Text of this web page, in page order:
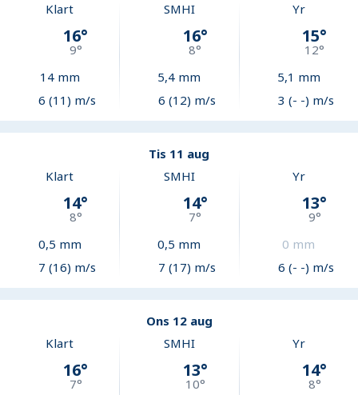
Klart
16°
9°
14mm
6 (11) m/s
SMHI
16°
8°
5,4 mm
6 (12) m/s
Yr
15°
12°
5,1 mm
3 (- -) m/s
Tis 11 aug
Klart
14°
8°
0,5 mm
7 (16) m/s
SMHI
14°
7°
0,5 mm
7 (17) m/s
Yr
13°
9°
0 mm
6 (- -) m/s
Ons 12 aug
Klart
16°
7°
SMHI
13°
10°
Yr
14°
8°